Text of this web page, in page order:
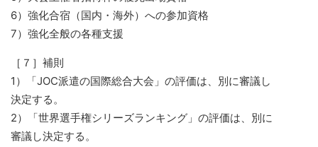
6）強化合宿（国内・海外）への参加資格
7）強化全般の各種支援
［７］補則
1）「JOC派遣の国際総合大会」の評価は、別に審議し
決定する。
2）「世界選手権シリーズランキング」の評価は、別に
審議し決定する。